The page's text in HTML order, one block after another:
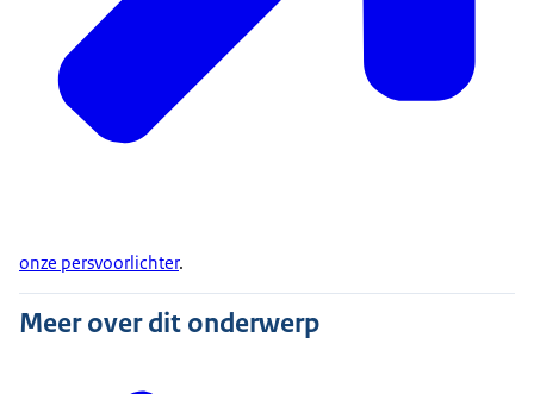
onze persvoorlichter.
Meer over dit onderwerp